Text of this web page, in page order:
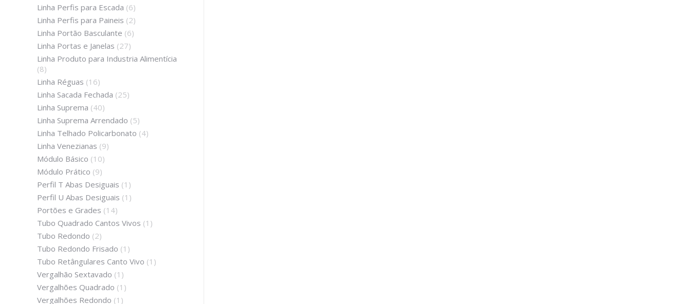
Linha Perfis para Escada (6)
Linha Perfis para Paineis (2)
Linha Portão Basculante (6)
Linha Portas e Janelas (27)
Linha Produto para Industria Alimentícia
(8)
Linha Réguas (16)
Linha Sacada Fechada (25)
Linha Suprema (40)
Linha Suprema Arrendado (5)
Linha Telhado Policarbonato (4)
Linha Venezianas (9)
Módulo Básico (10)
Módulo Prático (9)
Perfil T Abas Desiguais (1)
Perfil U Abas Desiguais (1)
Portões e Grades (14)
Tubo Quadrado Cantos Vivos (1)
Tubo Redondo (2)
Tubo Redondo Frisado (1)
Tubo Retângulares Canto Vivo (1)
Vergalhão Sextavado (1)
Vergalhões Quadrado (1)
Vergalhões Redondo (1)